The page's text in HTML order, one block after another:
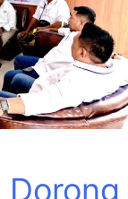
Dorong